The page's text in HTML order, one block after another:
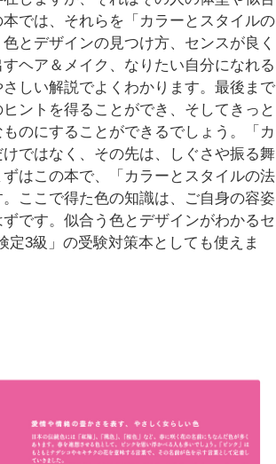
では、それらを「カラーとスタイルの
とデザインの見つけ方、センスが良く
ヘア＆メイク、なりたい自分になれる
しい解説でよくわかります。最後まで
ントを得ることができ、そしてきっと
のにすることができるでしょう。「カ
ではなく、その先は、しぐさや振る舞
はこの本で、「カラーとスタイルの法
ここで得た色の知識は、ご自身の容姿
です。似合う色とデザインがわかるセ
3級」の受験対策本としても使えま